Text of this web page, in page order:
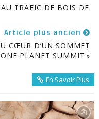
TRAFIC DE BOIS DE
Article plus ancien
CŒUR D’UN SOMMET
PLANET SUMMIT »
En Savoir Plus